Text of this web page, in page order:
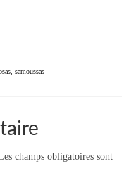
samoussas
champs obligatoires sont